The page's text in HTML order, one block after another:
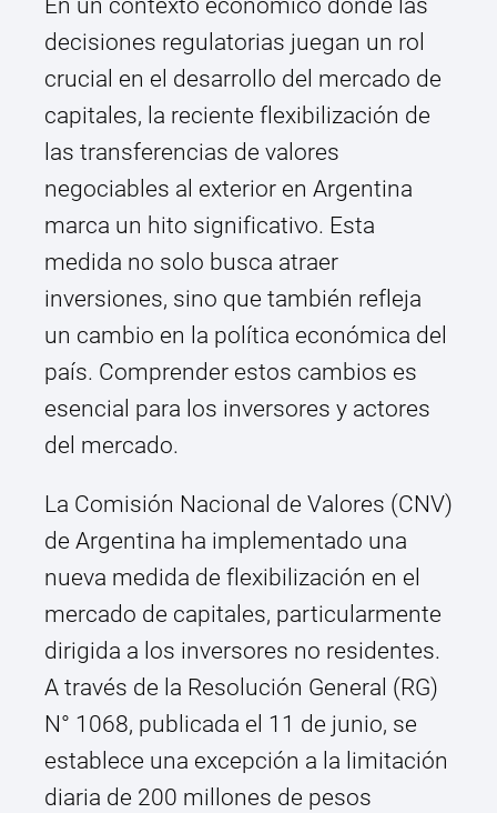
En un contexto económico donde las
decisiones regulatorias juegan un rol
crucial en el desarrollo del mercado de
capitales, la reciente flexibilización de
las transferencias de valores
negociables al exterior en Argentina
marca un hito significativo. Esta
medida no solo busca atraer
inversiones, sino que también refleja
un cambio en la política económica del
país. Comprender estos cambios es
esencial para los inversores y actores
del mercado.
La Comisión Nacional de Valores (CNV)
de Argentina ha implementado una
nueva medida de flexibilización en el
mercado de capitales, particularmente
dirigida a los inversores no residentes.
A través de la Resolución General (RG)
N° 1068, publicada el 11 de junio, se
establece una excepción a la limitación
diaria de 200 millones de pesos